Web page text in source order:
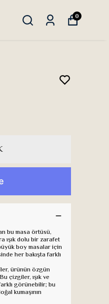
0
bu masa örtüsü,
ışık dolu bir zarafet
boy masalar için
her bakışta farklı
ürünün özgün
çizgiler, ışık ve
görünebilir; bu
kumaşının